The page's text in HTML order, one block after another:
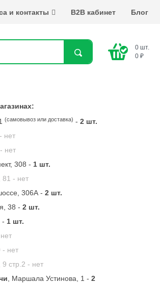
и контакты B2B кабинет Блог
Найти
0 шт.
0 ₽
(самовывоз или доставка) -2 шт.
нет
нет
308 - 1 шт.
81 - нет
306А -2 шт.
38 -2 шт.
- 1 шт.
нет
- нет
9 стр.2 - нет
, Маршала Устинова, 1 -2